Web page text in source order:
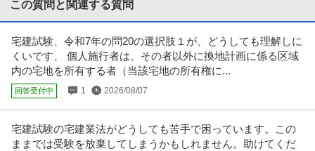
関東／シニア活躍／発注者支援業務／年休120日以上／発注者側／
官公庁で内勤／残業20h程度
株式会社サンテックインターナショナル
新着 正社員 交通費支給 昇給あり 年間休日110日以上
年収550万円〜700万円
株式会社サンテックインターナショナル 【関東／シニア活躍】発注者支援業
務※年休120日以上／発注者…続きを見る
提供：doda
経理（財務会計） ／ 「リモート可／フレックス勤務／IPO準備
この質問と関連する質問
宅建試験、令和7年の問20の選択肢１が、どうしても理解しに
くいです、 個人施行者は、その者以外に換地計画に係る区域
内の宅地を所有する者（当該宅地の所有権に...
回答受付中 1 2026/08/07
宅建試験の宅建業法がどうしても苦手で困っています。この
ままでは受験を放棄してしまうかもしれません。助けてくだ